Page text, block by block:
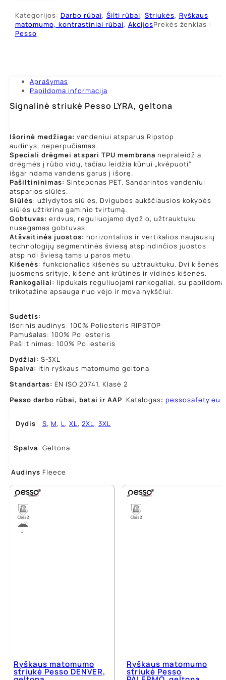
LYRA,
geltona
Kategorijos: Darbo rūbai, Šilti rūbai, Striukės, Ryškaus
matomumo, kontrastiniai rūbai, AkcijosPrekės ženklas :
Pesso
Aprašymas
Papildoma informacija
Signalinė striukė Pesso LYRA, geltona
Išorinė medžiaga: vandeniui atsparus Ripstop
audinys, neperpučiamas.
Speciali drėgmei atspari TPU membrana nepraleidžia
drėgmės į rūbo vidų, tačiau leidžia kūnui „kvėpuoti”
išgarindama vandens garus į išorę.
Pašiltininimas: Sinteponas PET. Sandarintos vandeniui
atsparios siūlės.
Siūlės: užlydytos siūlės. Dvigubos aukščiausios kokybės
siūlės užtikrina gaminio tvirtumą.
Gobtuvas: erdvus, reguliuojamo dydžio, užtrauktuku
nusegamas gobtuvas.
Atšvaitinės juostos: horizontalios ir vertikalios naujausių
technologijų segmentinės šviesą atspindinčios juostos
atspindi šviesą tamsiu paros metu.
Kišenės: funkcionalios kišenės su užtrauktuku. Dvi kišenės
juosmens srityje, kišenė ant krūtinės ir vidinės kišenės.
Rankogaliai: lipdukais reguliuojami rankogaliai, su papildoma
trikotažine apsauga nuo vėjo ir mova nykščiui.
Sudėtis:
Išorinis audinys: 100% Poliesteris RIPSTOP
Pamušalas: 100% Poliesteris
Pašiltinimas: 100% Poliesteris
Dydžiai: S-3XL
Spalva: itin ryškaus matomumo geltona
Standartas: EN ISO 20741, Klasė 2
Pesso darbo rūbai, batai ir AAP Katalogas: pessosafety.eu
Dydis S, M, L, XL, 2XL, 3XL
Spalva Geltona
Audinys Fleece
Ryškaus matomumo
striukė Pesso DENVER,
Ryškaus matomumo
striukė Pesso